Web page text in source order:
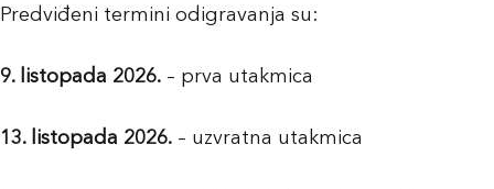
Predviđeni termini odigravanja su:
9. listopada 2026. – prva utakmica
13. listopada 2026. – uzvratna utakmica